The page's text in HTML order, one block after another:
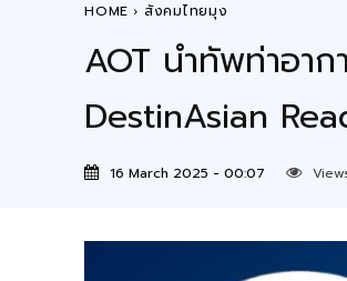
HOME สังคมไทยมุง
AOT นำทัพท่าอา
DestinAsian
16 March 2025 - 00:07